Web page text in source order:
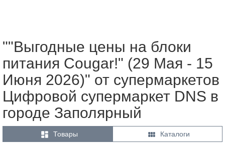
""Выгодные цены на блоки
питания Cougar!" (29 Мая - 15
Июня 2026)" от супермаркетов
Цифровой супермаркет DNS в
городе Заполярный
 Товары  Каталоги